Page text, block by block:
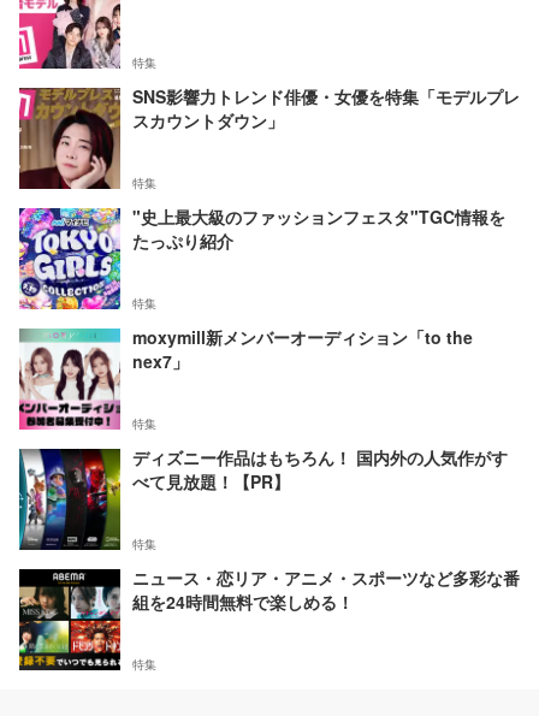
特集
SNS影響力トレンド俳優・女優を特集「モデルプレ
スカウントダウン」
特集
"史上最大級のファッションフェスタ"TGC情報を
たっぷり紹介
特集
moxymill新メンバーオーディション「to the
nex7」
特集
ディズニー作品はもちろん！ 国内外の人気作がす
べて見放題！【PR】
特集
ニュース・恋リア・アニメ・スポーツなど多彩な番
組を24時間無料で楽しめる！
特集